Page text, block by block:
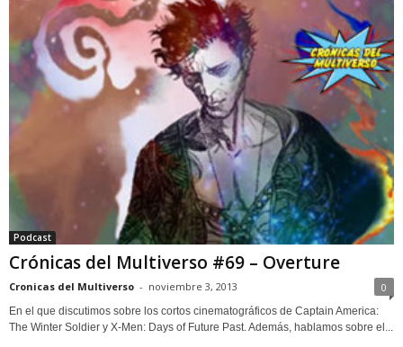
Podcast
Crónicas del Multiverso #69 – Overture
Cronicas del Multiverso - noviembre 3, 2013 0
En el que discutimos sobre los cortos cinematográficos de Captain America:
The Winter Soldier y X-Men: Days of Future Past. Además, hablamos sobre el...